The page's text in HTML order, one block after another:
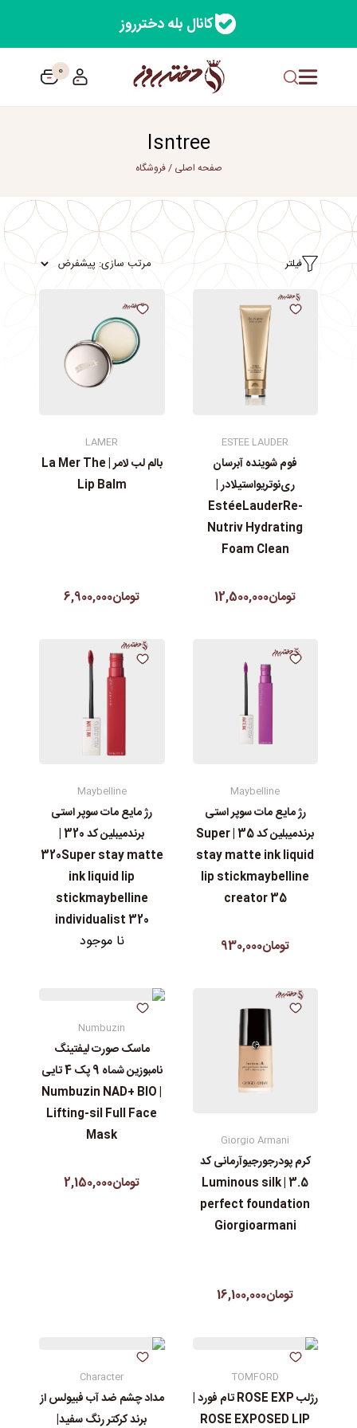
کانال بله دخترروز
0
Isntree
صفحه اصلی /فروشگاه
فیلتر
ESTEE LAUDER
فوم شوینده آبرسان
ری‌نوتریواستیلادر |
EstéeLauderRe-
Nutriv Hydrating
Foam Clean
تومان12,500,000
LAMER
بالم لب لامر | La Mer The
Lip Balm
تومان6,900,000
Maybelline
رژ مایع مات سوپر استی‌
برندمیبلین کد 35 | Super
stay matte ink liquid
lip stickmaybelline
creator 35
تومان930,000
Maybelline
رژ مایع مات سوپر استی‌
برندمیبلین کد 320 |
320Super stay matte
ink liquid lip
stickmaybelline
individualist 320
نا موجود
Giorgio Armani
کرم پودرجورجیوآرمانی کد
3.5 | Luminous silk
perfect foundation
Giorgioarmani
تومان16,100,000
Numbuzin
ماسک صورت لیفتینگ
نامبوزین شماه 9 پک 4 تایی
| Numbuzin NAD+ BIO
Lifting-sil Full Face
Mask
تومان2,150,000
TOMFORD
رژلب ROSE EXP تام فورد |
ROSE EXPOSED LIP
Character
مداد چشم ضد آب فبیولس از
برند کرکتر رنگ سفید|